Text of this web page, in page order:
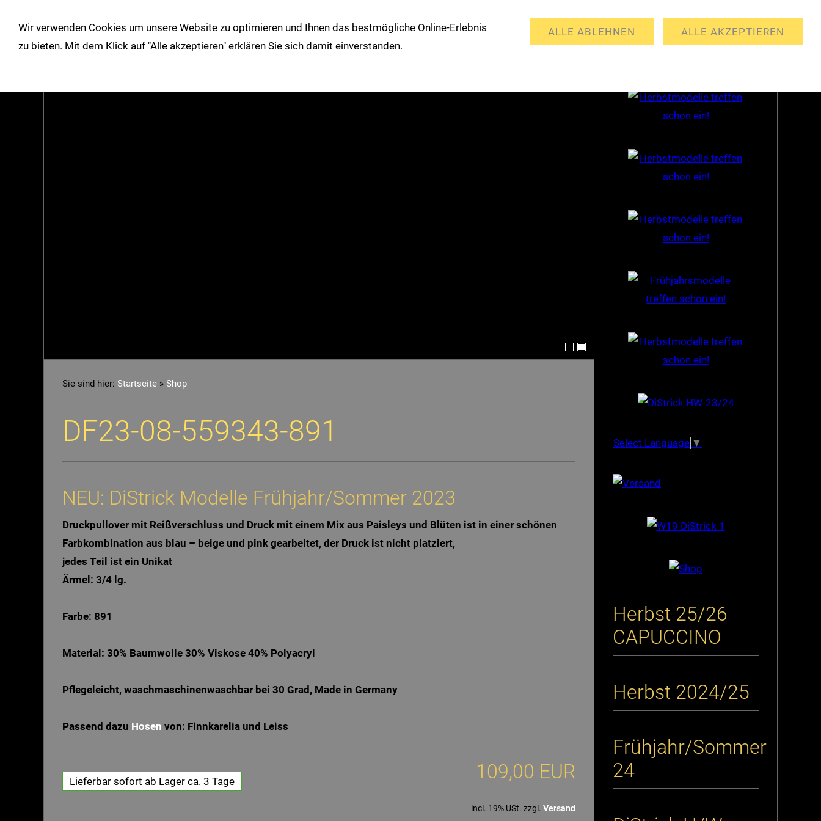
Shop Herbst/Winter Über uns Service Modemarken Warengruppen Partner
Sie sind hier: Startseite » Shop
DF23-08-559343-891
NEU: DiStrick Modelle Frühjahr/Sommer 2023
Druckpullover mit Reißverschluss und Druck mit einem Mix aus Paisleys und Blüten ist in einer schönen
Farbkombination aus blau – beige und pink gearbeitet, der Druck ist nicht platziert,
jedes Teil ist ein Unikat
Ärmel: 3/4 lg.
Farbe: 891
Material: 30% Baumwolle 30% Viskose 40% Polyacryl
Pflegeleicht, waschmaschinenwaschbar bei 30 Grad, Made in Germany
Passend dazu Hosen von: Finnkarelia und Leiss
Lieferbar sofort ab Lager ca. 3 Tage 109,00 EUR
incl. 19% USt. zzgl. Versand
Select Language ▼
Herbst 25/26
CAPUCCINO
Herbst 2024/25
Frühjahr/Sommer
24
Wir verwenden Cookies um unsere Website zu optimieren und Ihnen das bestmögliche Online-Erlebnis
zu bieten. Mit dem Klick auf "Alle akzeptieren" erklären Sie sich damit einverstanden.
ALLE AKZEPTIEREN
ALLE ABLEHNEN